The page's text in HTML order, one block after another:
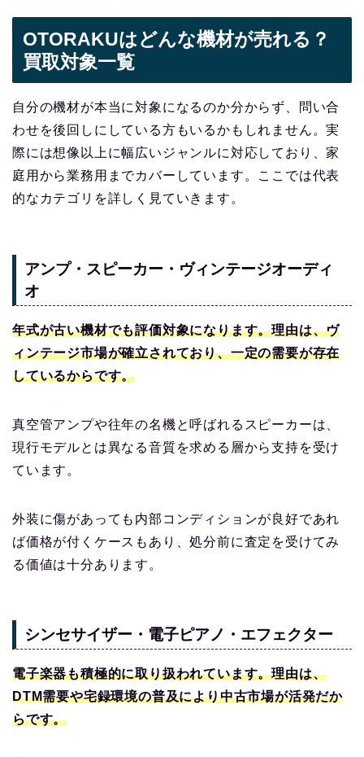
OTORAKUはどんな機材が売れる？
買取対象一覧
自分の機材が本当に対象になるのか分からず、問い合
わせを後回しにしている方もいるかもしれません。実
際には想像以上に幅広いジャンルに対応しており、家
庭用から業務用までカバーしています。ここでは代表
的なカテゴリを詳しく見ていきます。
アンプ・スピーカー・ヴィンテージオーディ
オ
年式が古い機材でも評価対象になります。理由は、ヴ
ィンテージ市場が確立されており、一定の需要が存在
しているからです。
真空管アンプや往年の名機と呼ばれるスピーカーは、
現行モデルとは異なる音質を求める層から支持を受け
ています。
外装に傷があっても内部コンディションが良好であれ
ば価格が付くケースもあり、処分前に査定を受けてみ
る価値は十分あります。
シンセサイザー・電子ピアノ・エフェクター
電子楽器も積極的に取り扱われています。理由は、
DTM需要や宅録環境の普及により中古市場が活発だか
らです。